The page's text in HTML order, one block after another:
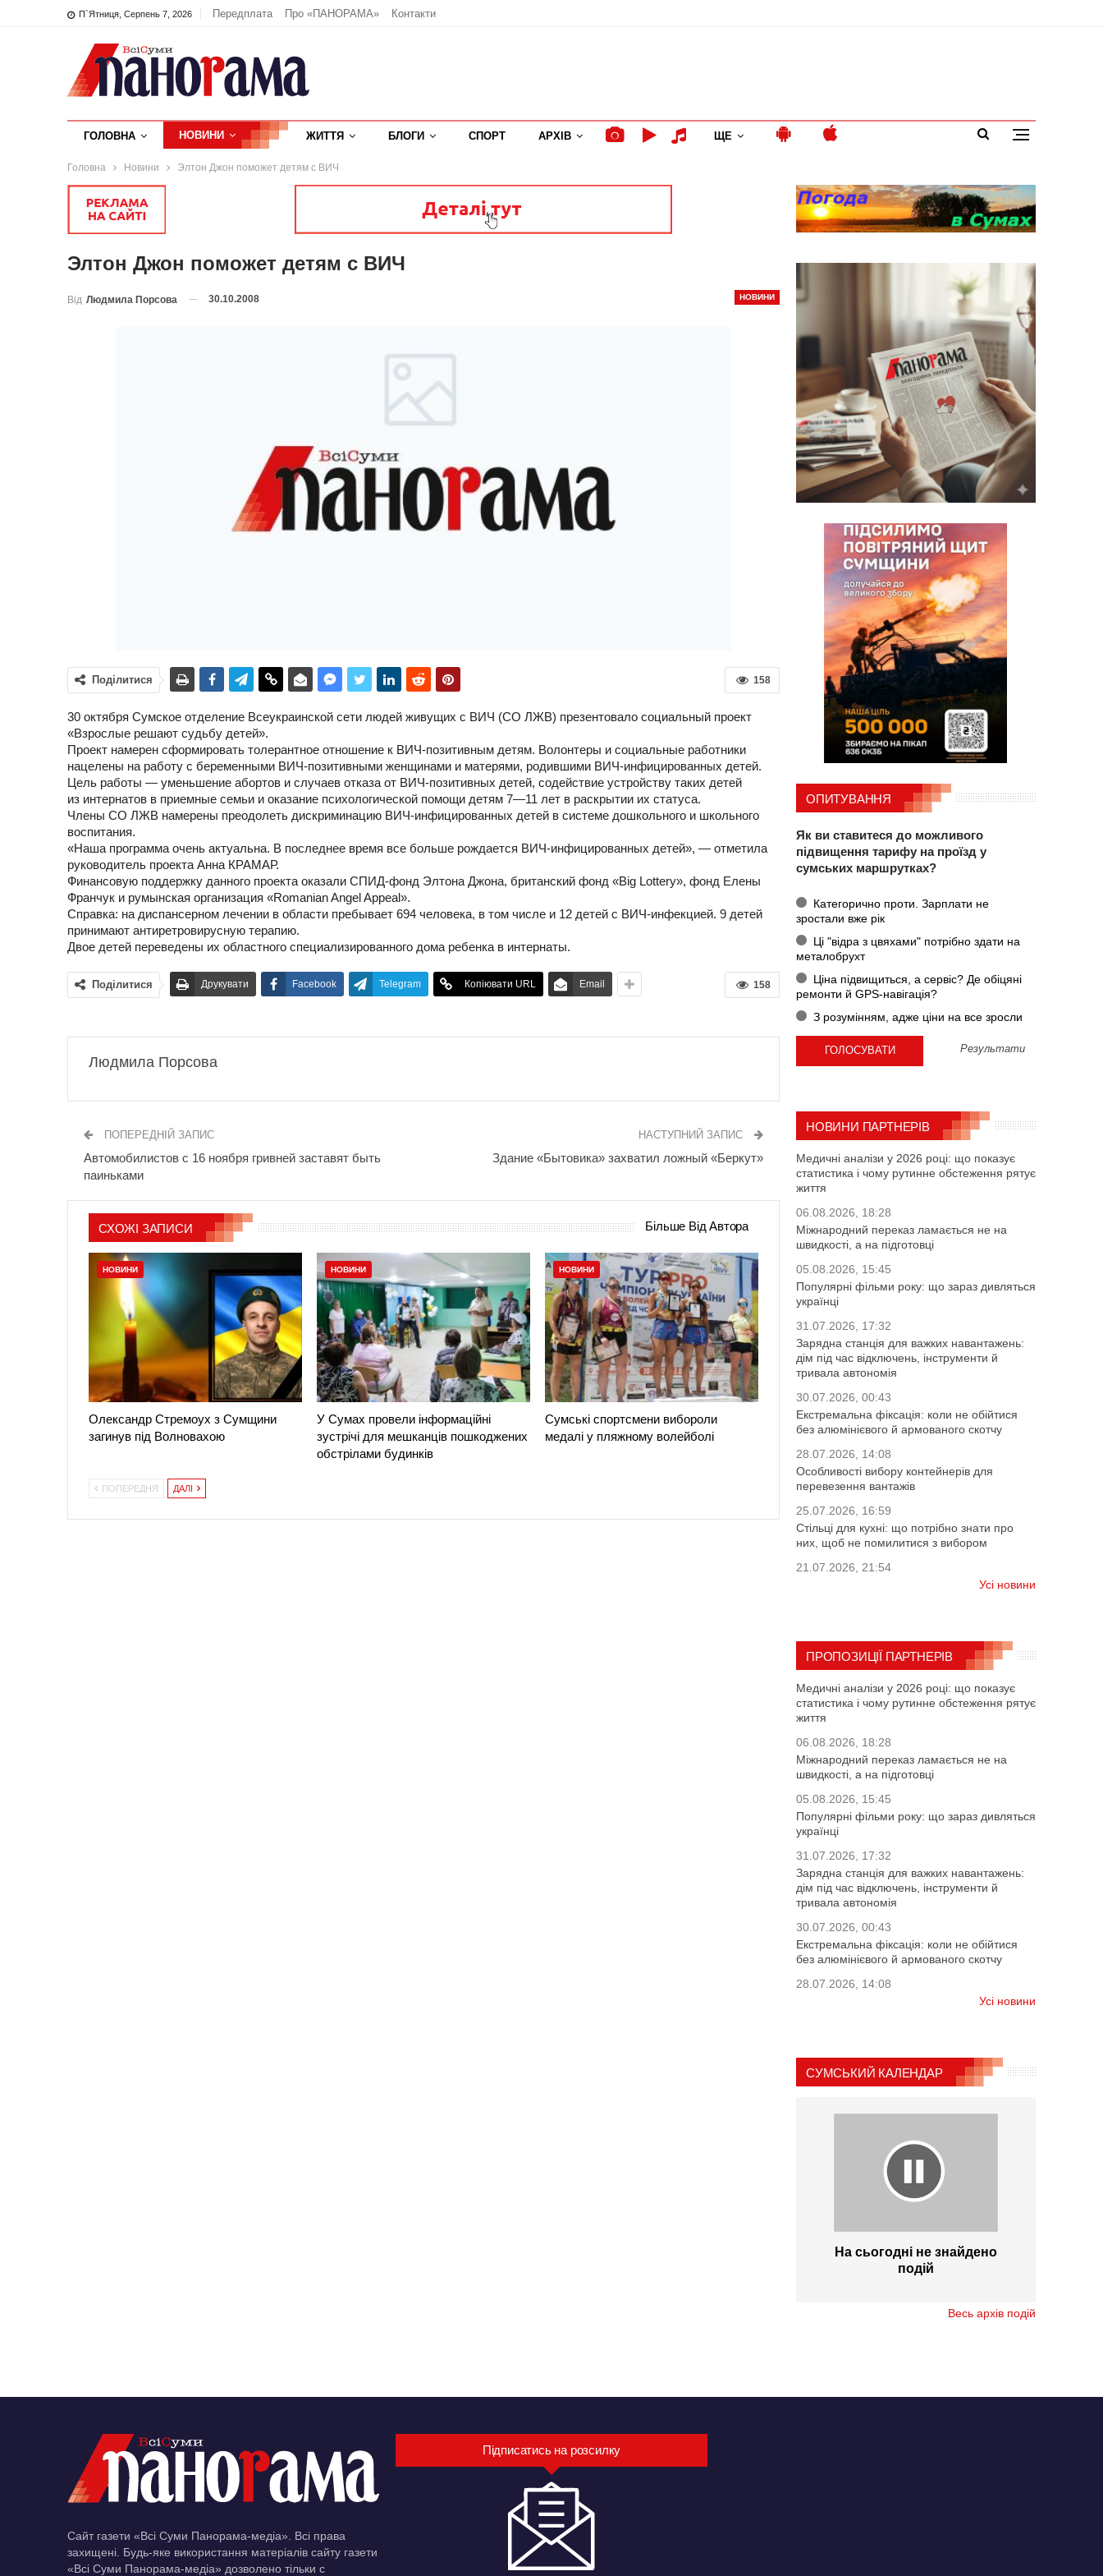
П`ятниця, Серпень 7, 2026 Передплата Про «ПАНОРАМА» Контакти
ГОЛОВНА НОВИНИ ЖИТТЯ БЛОГИ СПОРТ АРХІВ ЩЕ
Головна Новини Элтон Джон поможет детям с ВИЧ
Элтон Джон поможет детям с ВИЧ
НОВИНИ
Від Людмила Порсова 30.10.2008
158
Поділитися
30 октября Сумское отделение Всеукраинской сети людей живущих с ВИЧ (СО ЛЖВ) презентовало социальный проект
«Взрослые решают судьбу детей».
Проект намерен сформировать толерантное отношение к ВИЧ-позитивным детям. Волонтеры и социальные работники
нацелены на работу с беременными ВИЧ-позитивными женщинами и матерями, родившими ВИЧ-инфицированных детей.
Цель работы — уменьшение абортов и случаев отказа от ВИЧ-позитивных детей, содействие устройству таких детей
из интернатов в приемные семьи и оказание психологической помощи детям 7—11 лет в раскрытии их статуса.
Члены СО ЛЖВ намерены преодолеть дискриминацию ВИЧ-инфицированных детей в системе дошкольного и школьного
воспитания.
«Наша программа очень актуальна. В последнее время все больше рождается ВИЧ-инфицированных детей», — отметила
руководитель проекта Анна КРАМАР.
Финансовую поддержку данного проекта оказали СПИД-фонд Элтона Джона, британский фонд «Big Lottery», фонд Елены
Франчук и румынская организация «Romanian Angel Appeal».
Справка: на диспансерном лечении в области пребывает 694 человека, в том числе и 12 детей с ВИЧ-инфекцией. 9 детей
принимают антиретровирусную терапию.
Двое детей переведены их областного специализированного дома ребенка в интернаты.
158
Поділитися Друкувати Facebook Telegram Копіювати URL Email
Людмила Порсова
ПОПЕРЕДНІЙ ЗАПИС
Автомобилистов с 16 ноября гривней заставят быть
паиньками
НАСТУПНИЙ ЗАПИС
Здание «Бытовика» захватил ложный «Беркут»
СХОЖІ ЗАПИСИ Більше Від Автора
НОВИНИ
Олександр Стремоух з Сумщини
загинув під Волновахою
НОВИНИ
У Сумах провели інформаційні
зустрічі для мешканців пошкоджених
обстрілами будинків
НОВИНИ
Сумські спортсмени вибороли
медалі у пляжному волейболі
ПОПЕРЕДНЯ ДАЛІ
ОПИТУВАННЯ
Як ви ставитеся до можливого
підвищення тарифу на проїзд у
сумських маршрутках?
Категорично проти. Зарплати не
зростали вже рік
Ці "відра з цвяхами" потрібно здати на
металобрухт
Ціна підвищиться, а сервіс? Де обіцяні
ремонти й GPS-навігація?
З розумінням, адже ціни на все зросли
Результати
НОВИНИ ПАРТНЕРІВ
Медичні аналізи у 2026 році: що показує
статистика і чому рутинне обстеження рятує
життя
06.08.2026, 18:28
Міжнародний переказ ламається не на
швидкості, а на підготовці
05.08.2026, 15:45
Популярні фільми року: що зараз дивляться
українці
31.07.2026, 17:32
Зарядна станція для важких навантажень:
дім під час відключень, інструменти й
тривала автономія
30.07.2026, 00:43
Екстремальна фіксація: коли не обійтися
без алюмінієвого й армованого скотчу
28.07.2026, 14:08
Особливості вибору контейнерів для
перевезення вантажів
25.07.2026, 16:59
Стільці для кухні: що потрібно знати про
них, щоб не помилитися з вибором
21.07.2026, 21:54
Усі новини
ПРОПОЗИЦІЇ ПАРТНЕРІВ
Медичні аналізи у 2026 році: що показує
статистика і чому рутинне обстеження рятує
життя
06.08.2026, 18:28
Міжнародний переказ ламається не на
швидкості, а на підготовці
05.08.2026, 15:45
Популярні фільми року: що зараз дивляться
українці
31.07.2026, 17:32
Зарядна станція для важких навантажень:
дім під час відключень, інструменти й
тривала автономія
30.07.2026, 00:43
Екстремальна фіксація: коли не обійтися
без алюмінієвого й армованого скотчу
28.07.2026, 14:08
Усі новини
СУМСЬКИЙ КАЛЕНДАР
На сьогодні не знайдено
подій
Весь архів подій
Сайт газети «Всі Суми Панорама-медіа». Всі права
захищені. Будь-яке використання матеріалів сайту газети
«Всі Суми Панорама-медіа» дозволено тільки c
Підписатись на розсилку